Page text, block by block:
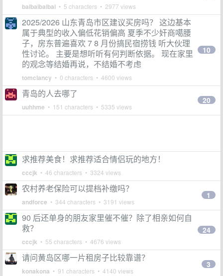
baibaibaibai • 5 characters • 2977 views
2025/2026 山东青岛市区建议买房吗？ 这边基本
属于典型的收入偏低花销偏高 夏季不少奸商噶腰
子，房东普遍喜欢 7 8 月份搞民宿捞钱 听大伙理
性讨论。 主要是想听听有何判断依据。 现在家里
的观念等结婚再说，不结婚不考虑
tomclancy • 0 characters • 4600 views
10
青岛的人去哪了
uuhhme • 151 characters • 5335 views
20
求推荐美食！求推荐适合情侣玩的地方！
cccjk • 46 characters • 3324 views
农村养老保险可以提档补缴吗？
andforce • 344 characters • 3191 views
1
90 后还单身的朋友家里催不催？除了相亲如何自
救？
cccjk • 55 characters • 4676 views
24
请问黄岛区哪一片租房子比较靠谱？
konakona • 91 characters • 4140 views
3